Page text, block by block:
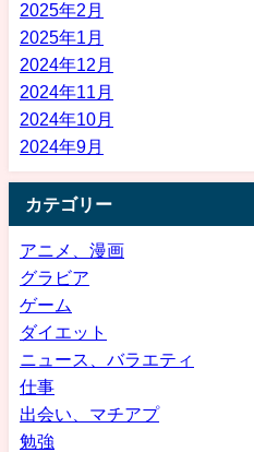
2025年2月
2025年1月
2024年12月
2024年11月
2024年10月
2024年9月
カテゴリー
アニメ、漫画
グラビア
ゲーム
ダイエット
ニュース、バラエティ
仕事
出会い、マチアプ
勉強